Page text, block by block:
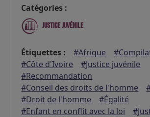
Catégories :
Justice juvénile
Étiquettes : #Afrique
#Côte d'Ivoire
#Justice juvénile
#Recommandation
#Conseil des droits de l'homme
#Droit de l'homme
#Égalité
#Enfant en conflit avec la loi